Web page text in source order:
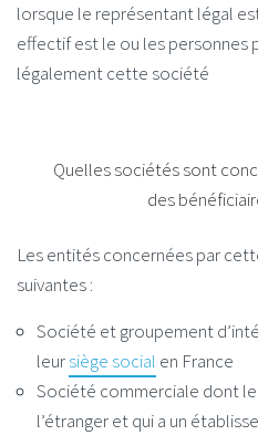
lorsque le représentant légal
effectif est le ou les personnes
légalement cette société
Quelles sociétés sont
des
Les entités concernées par
suivantes :
Société et groupement
leursiège social en France
Société commerciale dont
l’étranger et qui a un